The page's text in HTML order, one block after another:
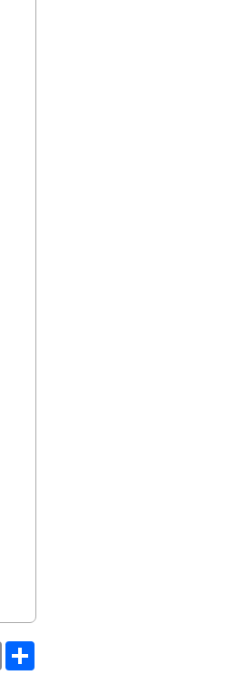
Copy
Link
Share